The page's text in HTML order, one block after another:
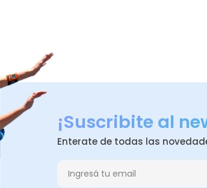
¡Suscribite al
Enterate de todas las